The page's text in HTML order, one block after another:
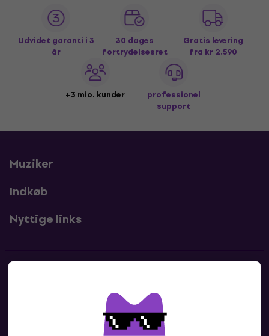
Udvidet garanti i 3
år
30 dages
fortrydelsesret
Gratis levering
fra kr 2.590
+3 mio. kunder
professionel
support
Muziker
Indkøb
Nyttige links
Kontakt os